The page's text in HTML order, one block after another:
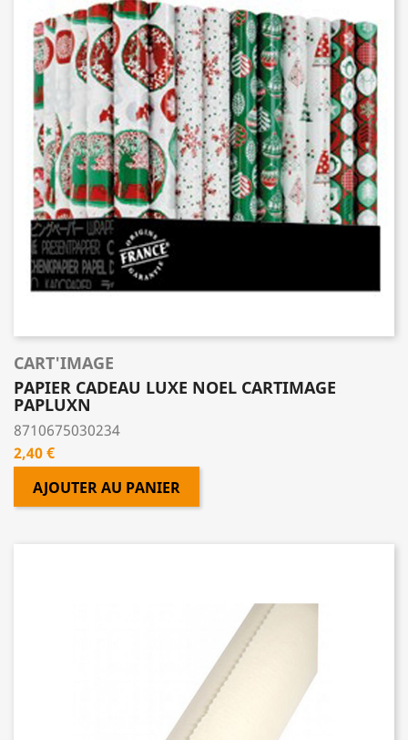
CART'IMAGE
PAPIER CADEAU LUXE NOEL CARTIMAGE
PAPLUXN
8710675030234
Prix
2,40 €
AJOUTER AU PANIER